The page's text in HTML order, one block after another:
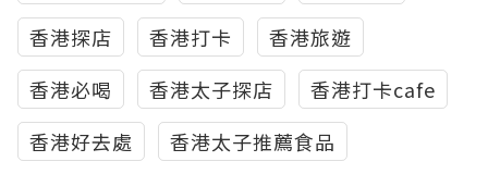
香港探店
香港打卡
香港旅遊
香港必喝
香港太子探店
香港打卡cafe
香港好去處
香港太子推薦食品